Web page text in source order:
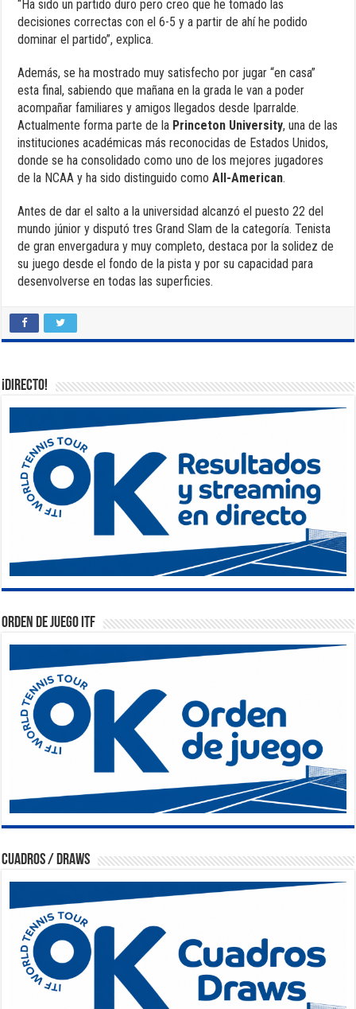
“Ha sido un partido duro pero creo que he tomado las
decisiones correctas con el 6-5 y a partir de ahí he podido
dominar el partido”, explica.
Además, se ha mostrado muy satisfecho por jugar “en casa”
esta final, sabiendo que mañana en la grada le van a poder
acompañar familiares y amigos llegados desde Iparralde.
Actualmente forma parte de la Princeton University, una de las
instituciones académicas más reconocidas de Estados Unidos,
donde se ha consolidado como uno de los mejores jugadores
de la NCAA y ha sido distinguido comoAll-American.
Antes de dar el salto a la universidad alcanzó el puesto 22 del
mundo júnior y disputó tres Grand Slam de la categoría. Tenista
de gran envergadura y muy completo, destaca por la solidez de
su juego desde el fondo de la pista y por su capacidad para
desenvolverse en todas las superficies.
¡DIRECTO!
Orden de Juego ITF
Cuadros / Draws